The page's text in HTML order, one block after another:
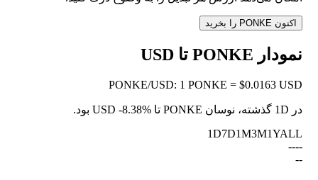
اکنون PONKE را بخرید
نمودار PONKE تا USD
PONKE/USD: 1 PONKE = $0.0163 USD
در 1D گذشته، نوسان PONKE تا USD -8.38%
بود.
1D7D1M3M1YALL
--
--
--